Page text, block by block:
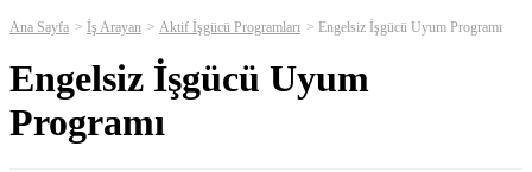
Ana Sayfa İş Arayan Aktif İşgücü Programları Engelsiz İşgücü Uyum Programı
Engelsiz İşgücü Uyum
Programı